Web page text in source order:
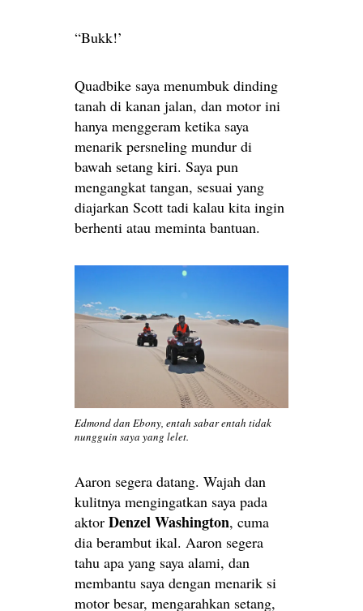
“Bukk!’
Quadbike saya menumbuk dinding
tanah di kanan jalan, dan motor ini
hanya menggeram ketika saya
menarik persneling mundur di
bawah setang kiri. Saya pun
mengangkat tangan, sesuai yang
diajarkan Scott tadi kalau kita ingin
berhenti atau meminta bantuan.
Edmond dan Ebony, entah sabar entah tidak
nungguin saya yang lelet.
Aaron segera datang. Wajah dan
kulitnya mengingatkan saya pada
aktor Denzel Washington, cuma
dia berambut ikal. Aaron segera
tahu apa yang saya alami, dan
membantu saya dengan menarik si
motor besar, mengarahkan setang,